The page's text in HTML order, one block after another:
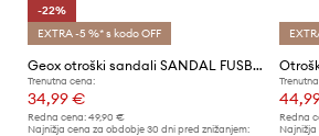
-22%
EXTRA -5 %* s kodo OFF
Geox otroški sandali SANDAL FUSBETTO
Trenutna cena:
34,99 €
Redna cena: 49,90 €
Najnižja cena za obdobje 30 dni pred znižanjem:
Redna